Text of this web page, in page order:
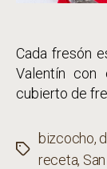
Cada fresón
Valentín con
cubierto de
Etiquetas
bizcocho,
receta,